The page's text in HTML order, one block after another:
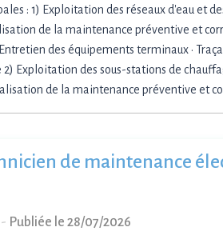
: 1) Exploitation des réseaux d'eau et
de la maintenance préventive et
des équipements terminaux •
Exploitation des sous-stations de
de la maintenance préventive et
de maintenance
- Publiée le 28/07/2026